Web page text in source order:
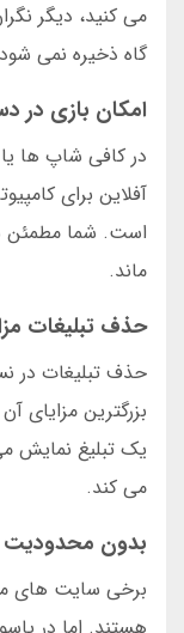
می کنید، دیگر
گاه ذخیره نمی
امکان بازی در
در کافی شاپ ها یا
آفلاین برای
است. شما مطمئن
ماند.
حذف تبلیغات
حذف تبلیغات در
بزرگترین
یک تبلیغ نمایش
می کند.
بدون محدودیت